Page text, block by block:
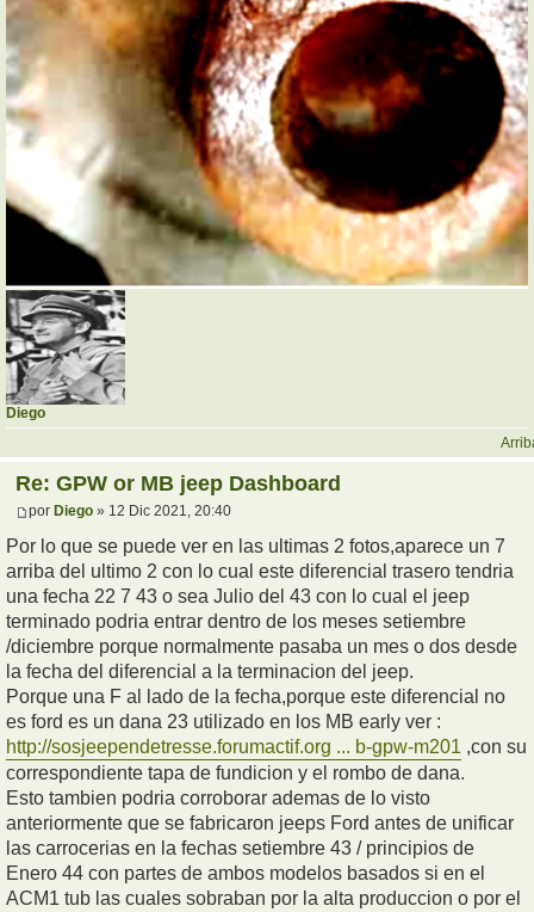
Diego
Re: GPW or MB jeep Dashboard
por Diego » 12 Dic 2021, 20:40
Por lo que se puede ver en las ultimas 2 fotos,aparece un 7
arriba del ultimo 2 con lo cual este diferencial trasero tendria
una fecha 22 7 43 o sea Julio del 43 con lo cual el jeep
terminado podria entrar dentro de los meses setiembre
/diciembre porque normalmente pasaba un mes o dos desde
la fecha del diferencial a la terminacion del jeep.
Porque una F al lado de la fecha,porque este diferencial no
es ford es un dana 23 utilizado en los MB early ver :
http://sosjeependetresse.forumactif.org ... b-gpw-m201 ,con su
correspondiente tapa de fundicion y el rombo de dana.
Esto tambien podria corroborar ademas de lo visto
anteriormente que se fabricaron jeeps Ford antes de unificar
las carrocerias en la fechas setiembre 43 / principios de
Enero 44 con partes de ambos modelos basados si en el
ACM1 tub las cuales sobraban por la alta produccion o por el